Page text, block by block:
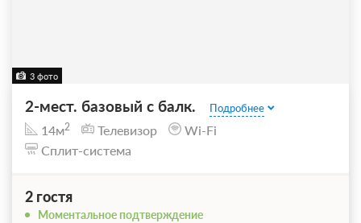
3 фото
2-мест. базовый с балк. Подробнее
14м2 Телевизор
Wi-Fi
Сплит-система
2 гостя
Моментальное подтверждение